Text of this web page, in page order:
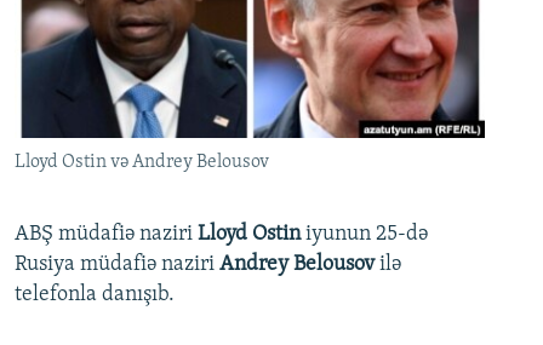
FOTOQALEREYA
İNFOQRAFIKA
KARIKATURA
OXU ZALI
AZƏRBAYCAN ƏDƏBIYYATI KITABXANASI
İSLAM VƏ DEMOKRATIYA
HAQQIMIZDA
MISSIYAMIZ
PEŞƏ ETIKASI VƏ JURNALISTIKA STANDARTLARIMIZ
BIZIMLƏ ƏLAQƏ
XƏBƏR BÜLLETENLƏRIMIZ
Lloyd Ostin və Andrey Belousov
ABŞ müdafiə naziri Lloyd Ostiniyunun 25-də
Rusiya müdafiə naziri Andrey Belousovilə
telefonla danışıb.